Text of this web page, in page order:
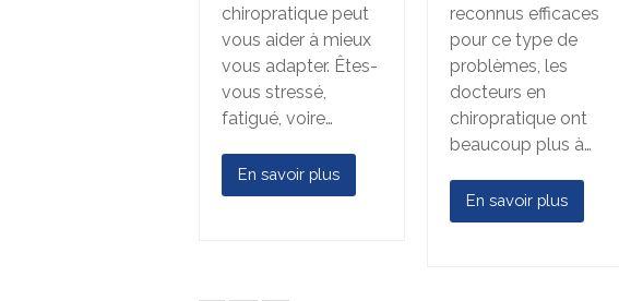
chiropratique peut
vous aider à mieux
vous adapter. Êtes-
vous stressé,
fatigué, voire…
En savoir plus
reconnus efficaces
pour ce type de
problèmes, les
docteurs en
chiropratique ont
beaucoup plus à…
En savoir plus